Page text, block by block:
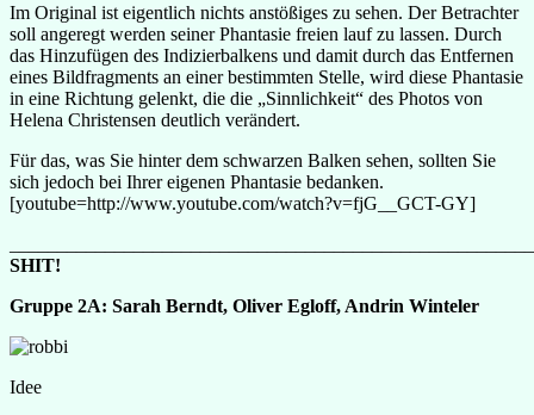
Im Original ist eigentlich nichts anstößiges zu sehen. Der Betrachter
soll angeregt werden seiner Phantasie freien lauf zu lassen. Durch
das Hinzufügen des Indizierbalkens und damit durch das Entfernen
eines Bildfragments an einer bestimmten Stelle, wird diese Phantasie
in eine Richtung gelenkt, die die „Sinnlichkeit“ des Photos von
Helena Christensen deutlich verändert.
Für das, was Sie hinter dem schwarzen Balken sehen, sollten Sie
sich jedoch bei Ihrer eigenen Phantasie bedanken.
[youtube=http://www.youtube.com/watch?v=fjG__GCT-GY]
SHIT!
Gruppe 2A: Sarah Berndt, Oliver Egloff, Andrin Winteler
Idee